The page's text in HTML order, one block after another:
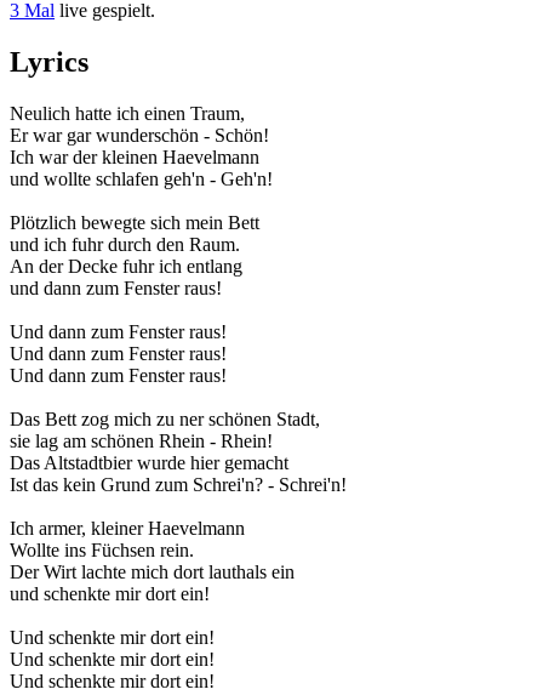
3 Mal live gespielt.
Lyrics
Neulich hatte ich einen Traum,
Er war gar wunderschön - Schön!
Ich war der kleinen Haevelmann
und wollte schlafen geh'n - Geh'n!
Plötzlich bewegte sich mein Bett
und ich fuhr durch den Raum.
An der Decke fuhr ich entlang
und dann zum Fenster raus!
Und dann zum Fenster raus!
Und dann zum Fenster raus!
Und dann zum Fenster raus!
Das Bett zog mich zu ner schönen Stadt,
sie lag am schönen Rhein - Rhein!
Das Altstadtbier wurde hier gemacht
Ist das kein Grund zum Schrei'n? - Schrei'n!
Ich armer, kleiner Haevelmann
Wollte ins Füchsen rein.
Der Wirt lachte mich dort lauthals ein
und schenkte mir dort ein!
Und schenkte mir dort ein!
Und schenkte mir dort ein!
Und schenkte mir dort ein!